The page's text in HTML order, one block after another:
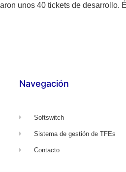
unos 40 tickets de desarrollo.
Navegación
Softswitch
Sistema de gestión de TFEs
Contacto